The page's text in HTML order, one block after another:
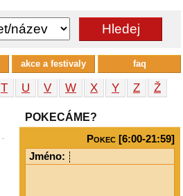
T U V W X Y Z
Ž
POKECÁME?
Pokec [6:00-21:59]
Jméno:
akce a festivaly faq